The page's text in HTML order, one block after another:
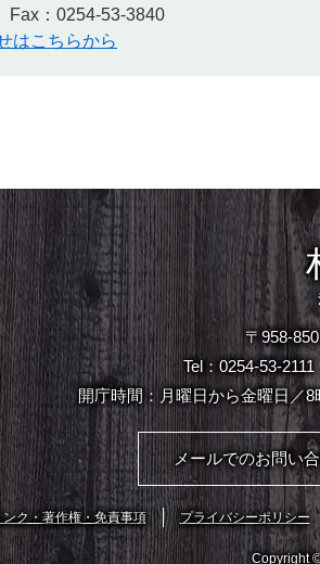
Fax：0254-53-3840
はこちらから
〒958-
Tel：0254-53-
開庁時間：月曜日から金曜日／8
メールでのお問い
ンク・著作権・免責事項 プライバシーポリシー
Copyright